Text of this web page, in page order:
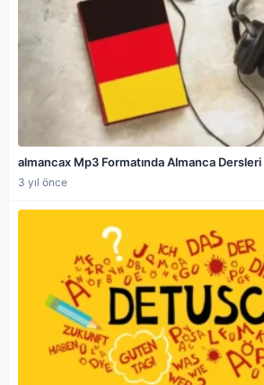
almancax Mp3 Formatında Almanca Dersleri
3 yıl önce